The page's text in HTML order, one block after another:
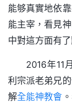
能够真實地依
能主宰，看見
中對這方面有了
2016年11
利宗派老弟兄
解全能神教會